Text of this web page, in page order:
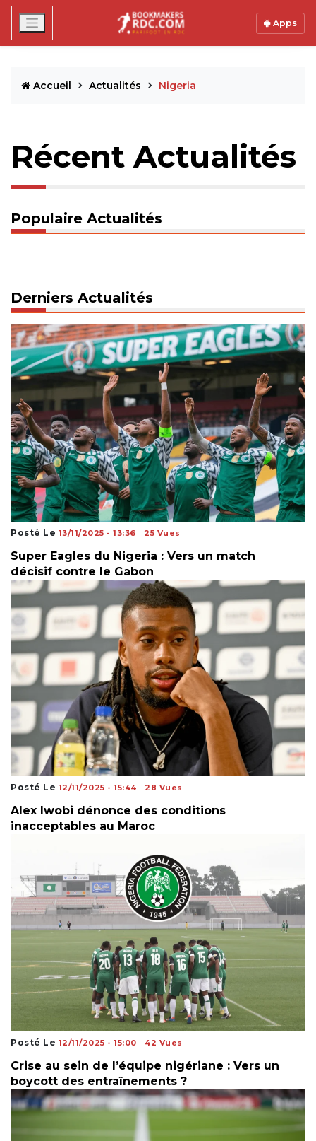
Apps
Accueil Actualités Nigeria
Récent Actualités
Populaire Actualités
Derniers Actualités
Posté Le 13/11/2025 - 13:36 25 Vues
Super Eagles du Nigeria : Vers un match
décisif contre le Gabon
Posté Le 12/11/2025 - 15:44 28 Vues
Alex Iwobi dénonce des conditions
inacceptables au Maroc
Posté Le 12/11/2025 - 15:00 42 Vues
Crise au sein de l’équipe nigériane : Vers un
boycott des entraînements ?